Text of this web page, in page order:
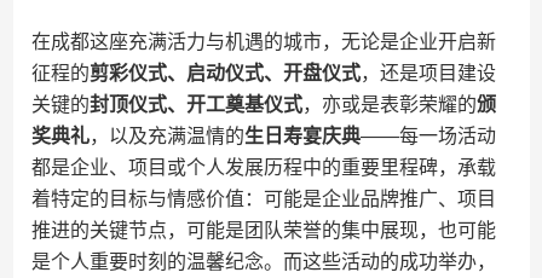
在成都这座充满活力与机遇的城市，无论是企业开启新
征程的​​剪彩仪式、启动仪式、开盘仪式​​，还是项目建设
关键的​​封顶仪式、开工奠基仪式​​，亦或是表彰荣耀的​​颁
奖典礼​​，以及充满温情的​​生日寿宴庆典​​——每一场活动
都是企业、项目或个人发展历程中的重要里程碑，承载
着特定的目标与情感价值：可能是企业品牌推广、项目
推进的关键节点，可能是团队荣誉的集中展现，也可能
是个人重要时刻的温馨纪念。而这些活动的成功举办，